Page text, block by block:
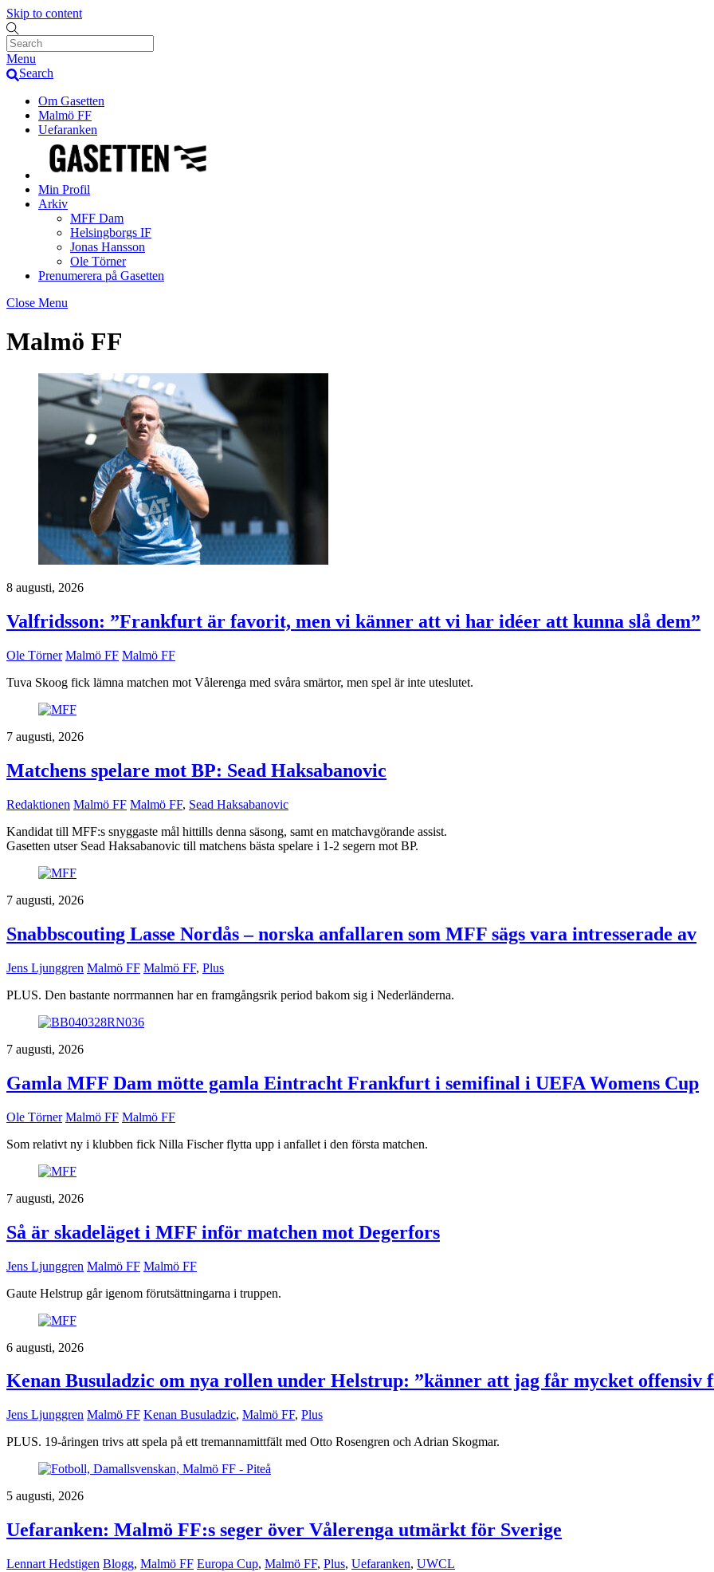
Skip to content
Menu
Search
Om Gasetten
Malmö FF
Uefaranken
Min Profil
Arkiv
MFF Dam
Helsingborgs IF
Jonas Hansson
Ole Törner
Prenumerera på Gasetten
Close Menu
Malmö FF
8 augusti, 2026
Valfridsson: ”Frankfurt är favorit, men vi känner att vi har idéer att kunna slå dem”
Ole Törner Malmö FF Malmö FF
Tuva Skoog fick lämna matchen mot Vålerenga med svåra smärtor, men spel är inte uteslutet.
7 augusti, 2026
Matchens spelare mot BP: Sead Haksabanovic
Redaktionen Malmö FF Malmö FF, Sead Haksabanovic
Kandidat till MFF:s snyggaste mål hittills denna säsong, samt en matchavgörande assist.
Gasetten utser Sead Haksabanovic till matchens bästa spelare i 1-2 segern mot BP.
7 augusti, 2026
Snabbscouting Lasse Nordås – norska anfallaren som MFF sägs vara intresserade av
Jens Ljunggren Malmö FF Malmö FF, Plus
PLUS. Den bastante norrmannen har en framgångsrik period bakom sig i Nederländerna.
7 augusti, 2026
Gamla MFF Dam mötte gamla Eintracht Frankfurt i semifinal i UEFA Womens Cup
Ole Törner Malmö FF Malmö FF
Som relativt ny i klubben fick Nilla Fischer flytta upp i anfallet i den första matchen.
7 augusti, 2026
Så är skadeläget i MFF inför matchen mot Degerfors
Jens Ljunggren Malmö FF Malmö FF
Gaute Helstrup går igenom förutsättningarna i truppen.
6 augusti, 2026
Kenan Busuladzic om nya rollen under Helstrup: ”känner att jag får mycket offensiv
Jens Ljunggren Malmö FF Kenan Busuladzic, Malmö FF, Plus
PLUS. 19-åringen trivs att spela på ett tremannamittfält med Otto Rosengren och Adrian Skogmar.
5 augusti, 2026
Uefaranken: Malmö FF:s seger över Vålerenga utmärkt för Sverige
Lennart Hedstigen Blogg, Malmö FF Europa Cup, Malmö FF, Plus, Uefaranken, UWCL